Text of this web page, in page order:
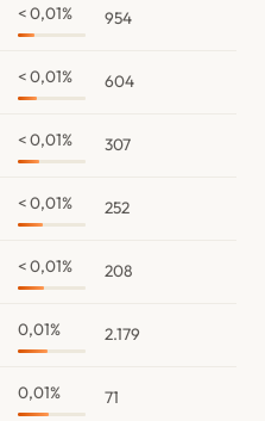
< 0,01% 954
< 0,01% 604
< 0,01% 307
< 0,01% 252
< 0,01% 208
0,01% 2.179
0,01% 71